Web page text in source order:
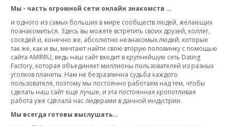
Мы - часть огромной сети онлайн знакомств …
и одного из самых больших в мире сообществ людей, желающих
познакомиться. Здесь вы можете встретить своих друзей, коллег,
соседей и, конечно же, абсолютно незнакомых людей, которые
так же, как и вы, мечтают найти свою вторую половинку с помощью
сайта AMIRRU, ведь наш сайт входит в крупнейшую сеть Dating
Factory, которая объединяет миллионы пользователей из разных
уголков планеты. Нам не безразлична судьба каждого
пользователя, поэтому мы постоянно работаем над тем, чтобы
сделать наш сайт ещё лучше, и эта постоянная кропотливая
работа уже сделала нас лидерами в данной индустрии.
Мы всегда готовы выслушать…